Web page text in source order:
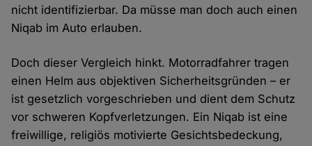
nicht identifizierbar. Da müsse man doch auch einen
Niqab im Auto erlauben.
Doch dieser Vergleich hinkt. Motorradfahrer tragen
einen Helm aus objektiven Sicherheitsgründen – er
ist gesetzlich vorgeschrieben und dient dem Schutz
vor schweren Kopfverletzungen. Ein Niqab ist eine
freiwillige, religiös motivierte Gesichtsbedeckung,